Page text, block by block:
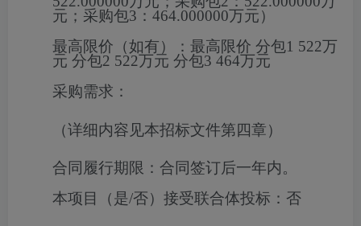
元；采购包3：464.000000万元）
最高限价（如有）： 最高限价 分包1 522万
元 分包2 522万元 分包3 464万元
采购需求：
（详细内容见本招标文件第四章）
合同履行期限： 合同签订后一年内。
本项目（是/否）接受联合体投标： 否